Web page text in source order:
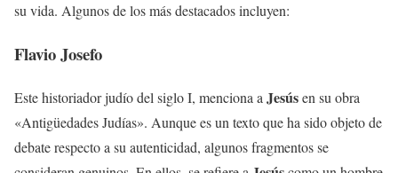
su vida. Algunos de los más destacados incluyen:
Flavio Josefo
Este historiador judío del siglo I, menciona a Jesúsen su obra
«Antigüedades Judías». Aunque es un texto que ha sido objeto de
debate respecto a su autenticidad, algunos fragmentos se